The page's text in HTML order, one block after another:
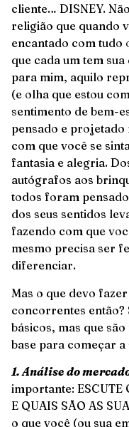
cliente… DISNEY.
religião que quando
encantado com tudo
que cada um tem
para mim, aquilo
(e olha que estou
sentimento de bem-
pensado e projetado
com que você se
fantasia e alegria.
autógrafos aos
todos foram
dos seus sentidos
fazendo com que
mesmo precisa ser
diferenciar.
Mas o que devo
concorrentes então?
básicos, mas que
base para começar
1. Análise do
importante: ESCUTE
E QUAIS SÃO AS
o que você (ou sua